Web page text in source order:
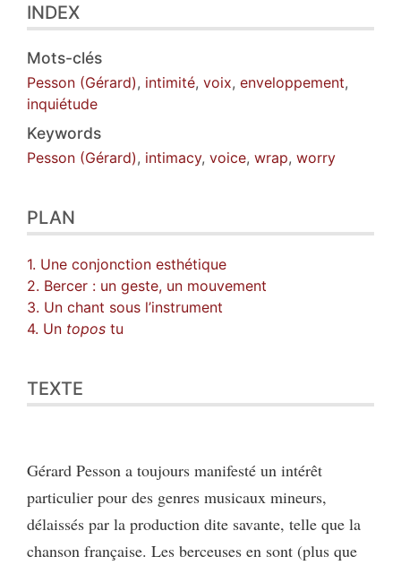
INDEX
Mots-clés
Pesson (Gérard), intimité, voix, enveloppement,
inquiétude
Keywords
Pesson (Gérard), intimacy, voice, wrap, worry
PLAN
1. Une conjonction esthétique
2. Bercer : un geste, un mouvement
3. Un chant sous l’instrument
4. Un topos tu
TEXTE
Gérard Pesson a toujours manifesté un intérêt
particulier pour des genres musicaux mineurs,
délaissés par la production dite savante, telle que la
chanson française. Les berceuses en sont (plus que